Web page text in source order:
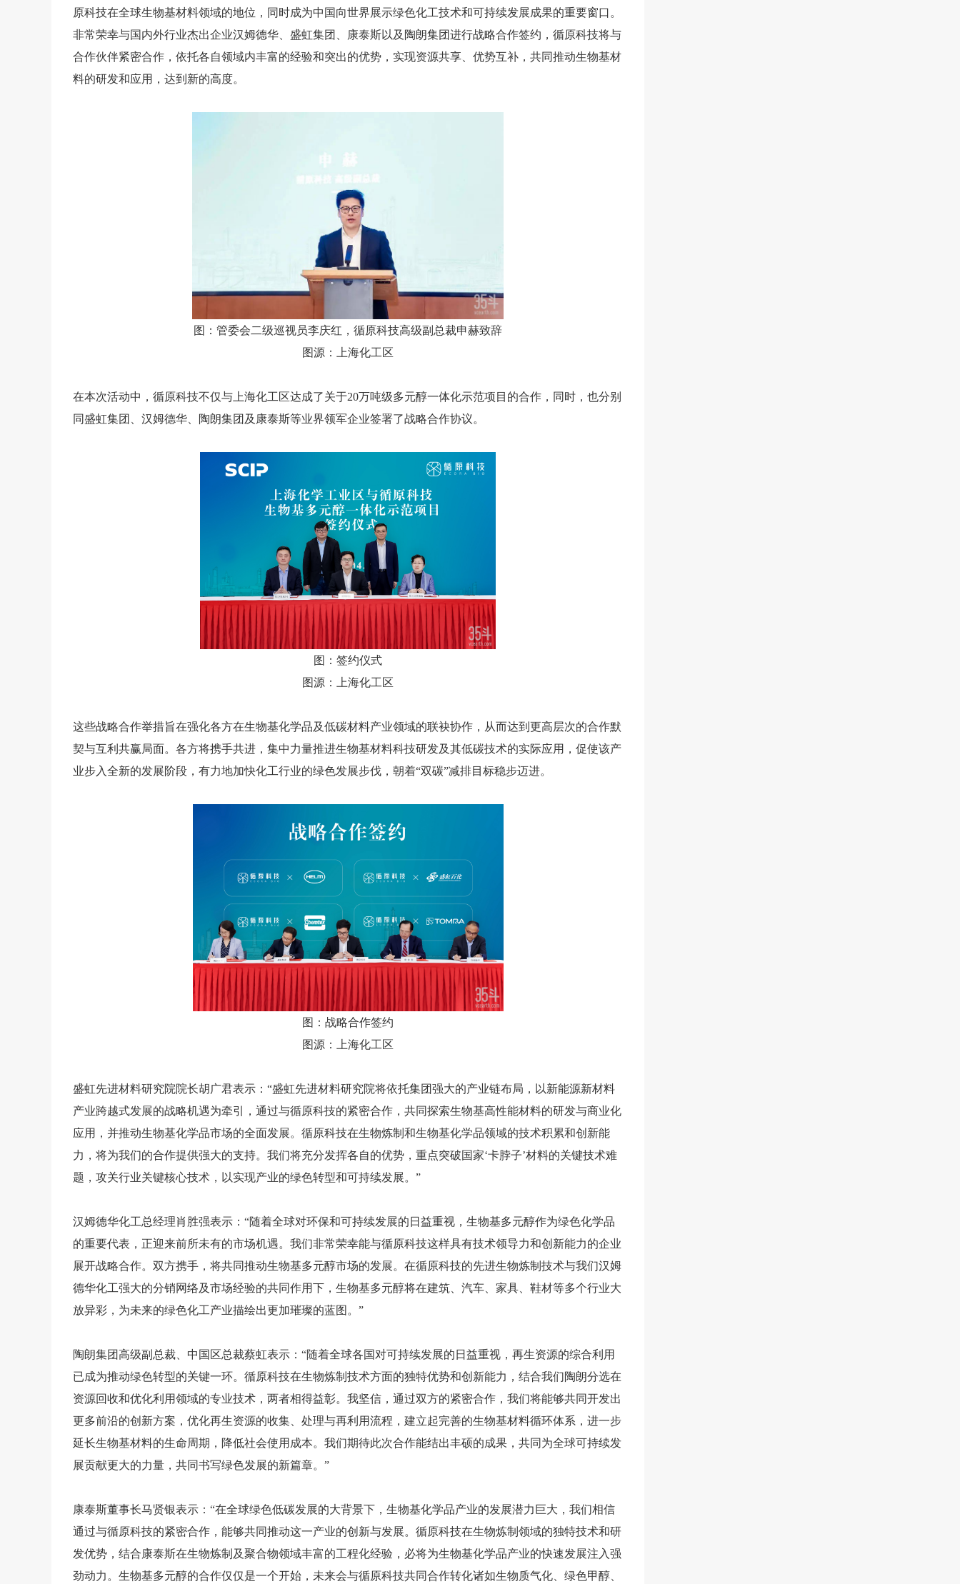
原科技在全球生物基材料领域的地位，同时成为中国向世界展示绿色化工技术和可持续发展成果的重要窗口。
非常荣幸与国内外行业杰出企业汉姆德华、盛虹集团、康泰斯以及陶朗集团进行战略合作签约，循原科技将与
合作伙伴紧密合作，依托各自领域内丰富的经验和突出的优势，实现资源共享、优势互补，共同推动生物基材
料的研发和应用，达到新的高度。
图：管委会二级巡视员李庆红，循原科技高级副总裁申赫致辞
图源：上海化工区
在本次活动中，循原科技不仅与上海化工区达成了关于20万吨级多元醇一体化示范项目的合作，同时，也分别
同盛虹集团、汉姆德华、陶朗集团及康泰斯等业界领军企业签署了战略合作协议。
图：签约仪式
图源：上海化工区
这些战略合作举措旨在强化各方在生物基化学品及低碳材料产业领域的联袂协作，从而达到更高层次的合作默
契与互利共赢局面。各方将携手共进，集中力量推进生物基材料科技研发及其低碳技术的实际应用，促使该产
业步入全新的发展阶段，有力地加快化工行业的绿色发展步伐，朝着“双碳”减排目标稳步迈进。
图：战略合作签约
图源：上海化工区
盛虹先进材料研究院院长胡广君表示： “盛虹先进材料研究院将依托集团强大的产业链布局，以新能源新材料
产业跨越式发展的战略机遇为牵引，通过与循原科技的紧密合作，共同探索生物基高性能材料的研发与商业化
应用，并推动生物基化学品市场的全面发展。循原科技在生物炼制和生物基化学品领域的技术积累和创新能
力，将为我们的合作提供强大的支持。我们将充分发挥各自的优势，重点突破国家‘卡脖子’材料的关键技术难
题，攻关行业关键核心技术，以实现产业的绿色转型和可持续发展。”
汉姆德华化工总经理肖胜强表示： “随着全球对环保和可持续发展的日益重视，生物基多元醇作为绿色化学品
的重要代表，正迎来前所未有的市场机遇。我们非常荣幸能与循原科技这样具有技术领导力和创新能力的企业
展开战略合作。双方携手，将共同推动生物基多元醇市场的发展。在循原科技的先进生物炼制技术与我们汉姆
德华化工强大的分销网络及市场经验的共同作用下，生物基多元醇将在建筑、汽车、家具、鞋材等多个行业大
放异彩，为未来的绿色化工产业描绘出更加璀璨的蓝图。”
陶朗集团高级副总裁、中国区总裁蔡虹表示： “随着全球各国对可持续发展的日益重视，再生资源的综合利用
已成为推动绿色转型的关键一环。循原科技在生物炼制技术方面的独特优势和创新能力，结合我们陶朗分选在
资源回收和优化利用领域的专业技术，两者相得益彰。我坚信，通过双方的紧密合作，我们将能够共同开发出
更多前沿的创新方案，优化再生资源的收集、处理与再利用流程，建立起完善的生物基材料循环体系，进一步
延长生物基材料的生命周期，降低社会使用成本。我们期待此次合作能结出丰硕的成果，共同为全球可持续发
展贡献更大的力量，共同书写绿色发展的新篇章。”
康泰斯董事长马贤银表示： “在全球绿色低碳发展的大背景下，生物基化学品产业的发展潜力巨大，我们相信
通过与循原科技的紧密合作，能够共同推动这一产业的创新与发展。循原科技在生物炼制领域的独特技术和研
发优势，结合康泰斯在生物炼制及聚合物领域丰富的工程化经验，必将为生物基化学品产业的快速发展注入强
劲动力。生物基多元醇的合作仅仅是一个开始，未来会与循原科技共同合作转化诸如生物质气化、绿色甲醇、